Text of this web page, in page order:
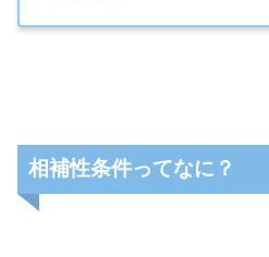
相補性条件ってなに？